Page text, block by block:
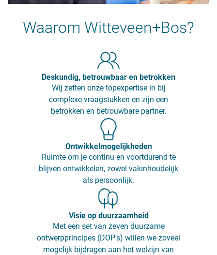
Waarom Witteveen+Bos?
Deskundig, betrouwbaar en betrokken
Wij zetten onze topexpertise in bij
complexe vraagstukken en zijn een
betrokken en betrouwbare partner.
Ontwikkelmogelijkheden
Ruimte om je continu en voortdurend te
blijven ontwikkelen, zowel vakinhoudelijk
als persoonlijk.
Visie op duurzaamheid
Met een set van zeven duurzame
ontwerpprincipes (DOP's) willen we zoveel
mogelijk bijdragen aan het welzijn van